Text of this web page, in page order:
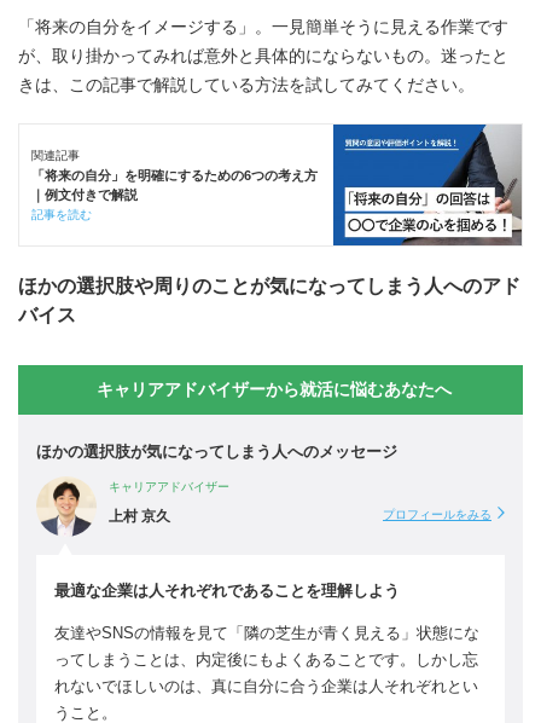
「将来の自分をイメージする」。一見簡単そうに見える作業です
が、取り掛かってみれば意外と具体的にならないもの。迷ったと
きは、この記事で解説している方法を試してみてください。
関連記事
「将来の自分」を明確にするための6つの考え方
｜例文付きで解説
記事を読む
ほかの選択肢や周りのことが気になってしまう人へのアド
バイス
キャリアアドバイザーから就活に悩むあなたへ
ほかの選択肢が気になってしまう人へのメッセージ
キャリアアドバイザー
上村 京久 プロフィールをみる
最適な企業は人それぞれであることを理解しよう
友達やSNSの情報を見て「隣の芝生が青く見える」状態にな
ってしまうことは、内定後にもよくあることです。しかし忘
れないでほしいのは、真に自分に合う企業は人それぞれとい
うこと。